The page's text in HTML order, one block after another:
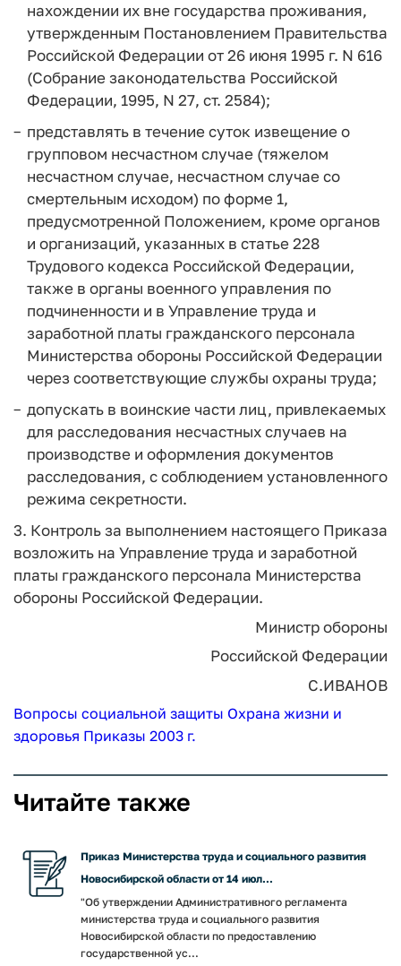
нахождении их вне государства проживания,
утвержденным Постановлением Правительства
Российской Федерации от 26 июня 1995 г. N 616
(Собрание законодательства Российской
Федерации, 1995, N 27, ст. 2584);
представлять в течение суток извещение о
групповом несчастном случае (тяжелом
несчастном случае, несчастном случае со
смертельным исходом) по форме 1,
предусмотренной Положением, кроме органов
и организаций, указанных в статье 228
Трудового кодекса Российской Федерации,
также в органы военного управления по
подчиненности и в Управление труда и
заработной платы гражданского персонала
Министерства обороны Российской Федерации
через соответствующие службы охраны труда;
допускать в воинские части лиц, привлекаемых
для расследования несчастных случаев на
производстве и оформления документов
расследования, с соблюдением установленного
режима секретности.
3. Контроль за выполнением настоящего Приказа
возложить на Управление труда и заработной
платы гражданского персонала Министерства
обороны Российской Федерации.
Министр обороны
Российской Федерации
С.ИВАНОВ
Вопросы социальной защиты Охрана жизни и
здоровья Приказы 2003 г.
Читайте также
Приказ Министерства труда и социального развития
Новосибирской области от 14 июл...
"Об утверждении Административного регламента
министерства труда и социального развития
Новосибирской области по предоставлению
государственной ус...